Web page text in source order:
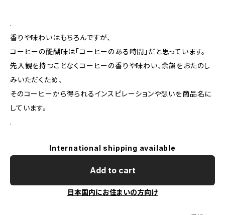
.
香りや味わいはもちろんですが、
コーヒーの醍醐味は「コーヒーのある時間」だと思っています。
先入観を持つことなくコーヒーの香りや味わい、余韻をおたのし
みいただくため、
そのコーヒーから得られるインスピレーションや想いを商品名に
しています。
.
International shipping available
Add to cart
日本国内にお住まいの方向け